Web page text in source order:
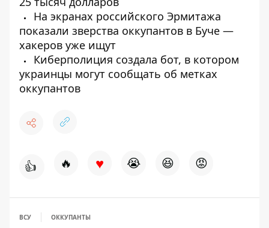
На экранах российского Эрмитажа
показали зверства оккупантов в Буче —
хакеров уже ищут
Киберполиция создала бот, в котором
украинцы могут сообщать об метках
оккупантов
👍 🔥 ♥ 😭 😆 😡
ВСУ ОККУПАНТЫ